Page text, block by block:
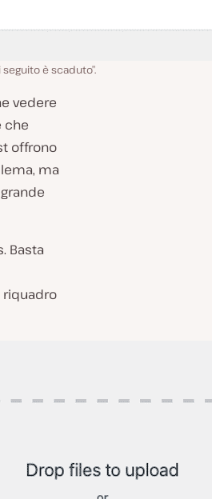
seguito è scaduto”.
vedere
che
offrono
ma
Basta
riquadro